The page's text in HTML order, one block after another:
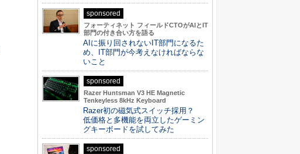
sponsored
フォーティネット フィールドCTOがAIとIT
部門の付き合い方を語る
AIに振り回されないIT部門になるた
め、IT部門が今考えなければならな
いこと
sponsored
Razer Huntsman V3 HE Magnetic
Tenkeyless 8kHz Keyboard
Razer初の磁気式スイッチ採用？
低価格と多機能を両立したゲーミン
グキーボードを試してみた
sponsored